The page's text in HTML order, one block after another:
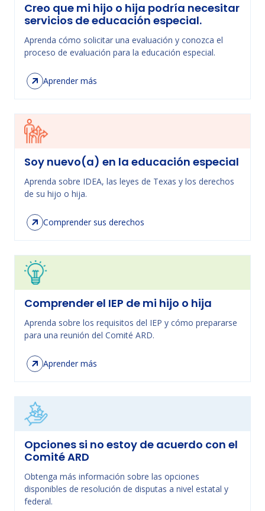
Creo que mi hijo o hija podría necesitar
servicios de educación especial.
Aprenda cómo solicitar una evaluación y conozca el
proceso de evaluación para la educación especial.
Aprender más
Soy nuevo(a) en la educación especial
Aprenda sobre IDEA, las leyes de Texas y los derechos
de su hijo o hija.
Comprender sus derechos
Comprender el IEP de mi hijo o hija
Aprenda sobre los requisitos del IEP y cómo prepararse
para una reunión del Comité ARD.
Aprender más
Opciones si no estoy de acuerdo con el
Comité ARD
Obtenga más información sobre las opciones
disponibles de resolución de disputas a nivel estatal y
federal.